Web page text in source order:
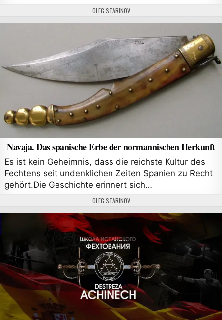
AUTHOR:
OLEG STARINOV
Navaja. Das spanische Erbe der normannischen Herkunft
Es ist kein Geheimnis, dass die reichste Kultur des
Fechtens seit undenklichen Zeiten Spanien zu Recht
gehört.Die Geschichte erinnert sich…
AUTHOR:
OLEG STARINOV